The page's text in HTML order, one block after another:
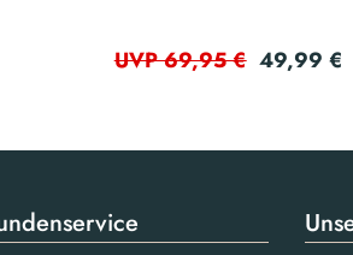
UVP 69,95 € 49,99 €